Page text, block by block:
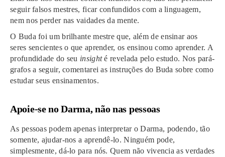
­seguir fal­sos mes­tres, ficar con­fun­di­dos com a lin­gua­gem,
nem nos per­der nas vai­da­des da mente.
O Buda foi um bri­lhan­te mestre que, além de ensi­nar aos
seres sencientes o que apren­der, os ensi­nou como apren­der. A
pro­fun­didade do seu insighté reve­la­da pelo estudo. Nos pará­
gra­fos a ­seguir, comentarei as ins­tru­ções do Buda sobre como
estu­dar seus ensi­na­men­tos.
Apoie-se no Darma, não nas pes­soas
As pes­soas podem apenas inter­pre­tar o Darma, podendo, tão
somente, ajudar-nos a aprendê-lo. Ninguém pode,
simplesmente, dá-lo para nós. Quem não viven­cia as ver­da­des